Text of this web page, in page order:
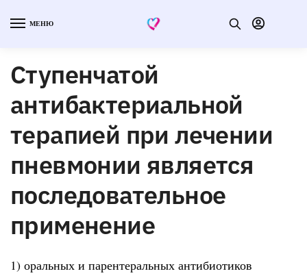
МЕНЮ
Ступенчатой
антибактериальной
терапией при лечении
пневмонии является
последовательное
применение
1) оральных и парентеральных антибиотиков